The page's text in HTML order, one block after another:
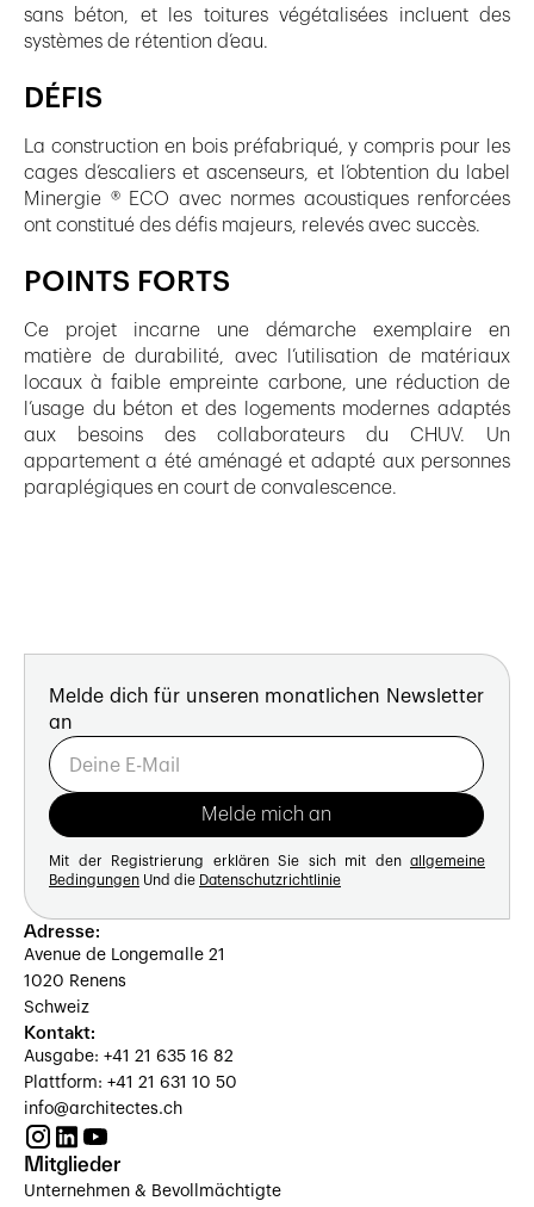
sans béton, et les toitures végétalisées incluent des
systèmes de rétention d’eau.
DÉFIS
La construction en bois préfabriqué, y compris pour les
cages d’escaliers et ascenseurs, et l’obtention du label
Minergie ® ECO avec normes acoustiques renforcées
ont constitué des défis majeurs, relevés avec succès.
POINTS FORTS
Ce projet incarne une démarche exemplaire en
matière de durabilité, avec l’utilisation de matériaux
locaux à faible empreinte carbone, une réduction de
l’usage du béton et des logements modernes adaptés
aux besoins des collaborateurs du CHUV. Un
appartement a été aménagé et adapté aux personnes
paraplégiques en court de convalescence.
Melde dich für unseren monatlichen Newsletter
an
Mit der Registrierung erklären Sie sich mit den allgemeine
Bedingungen Und die Datenschutzrichtlinie
Adresse:
Avenue de Longemalle 21
1020 Renens
Schweiz
Kontakt:
Ausgabe: +41 21 635 16 82
Plattform: +41 21 631 10 50
info@architectes.ch
Mitglieder
Unternehmen & Bevollmächtigte